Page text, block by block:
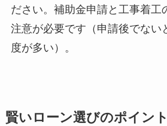
ださい。補助金申請と工事着工
注意が必要です（申請後でない
度が多い）。
賢いローン選びのポイン